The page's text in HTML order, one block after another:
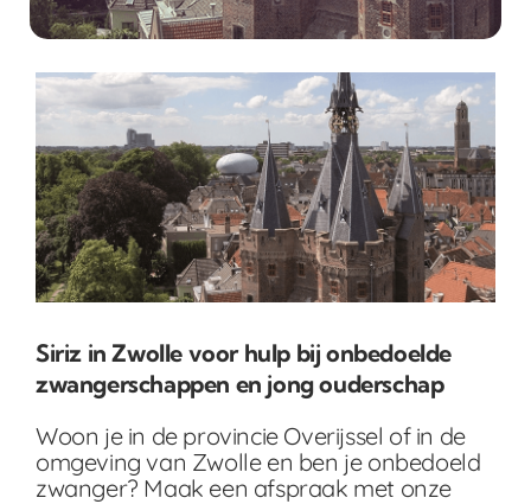
Siriz in Zwolle voor hulp bij onbedoelde
zwangerschappen en jong ouderschap
Woon je in de provincie Overijssel of in de
omgeving van Zwolle en ben je onbedoeld
zwanger? Maak een afspraak met onze